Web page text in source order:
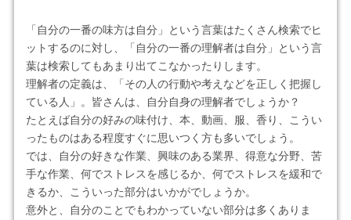
「自分の一番の味方は自分」という言葉はたくさん検索でヒ
ットするのに対し、「自分の一番の理解者は自分」という言
葉は検索してもあまり出てこなかったりします。
理解者の定義は、「その人の行動や考えなどを正しく把握し
ている人」。皆さんは、自分自身の理解者でしょうか？
たとえば自分の好みの味付け、本、動画、服、香り、こうい
ったものはある程度すぐに思いつく方も多いでしょう。
では、自分の好きな作業、興味のある業界、得意な分野、苦
手な作業、何でストレスを感じるか、何でストレスを緩和で
きるか、こういった部分はいかがでしょうか。
意外と、自分のことでもわかっていない部分は多くありま